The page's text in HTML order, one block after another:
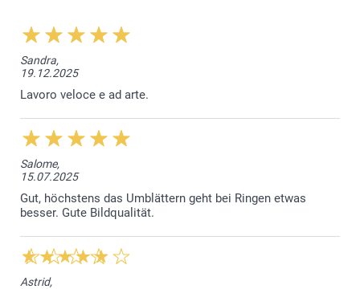
Sandra,
19.12.2025
Lavoro veloce e ad arte.
Salome,
15.07.2025
Gut, höchstens das Umblättern geht bei Ringen etwas
besser. Gute Bildqualität.
Astrid,